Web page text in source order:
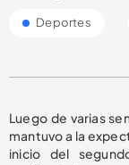
Deportes
Luego de varias
mantuvo a la
inicio del